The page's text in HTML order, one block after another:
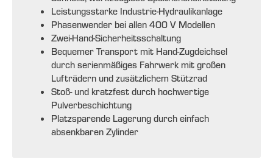
Leistungsstarke Industrie-Hydraulikanlage
Phasenwender bei allen 400 V Modellen
Zwei-Hand-Sicherheitsschaltung
Bequemer Transport mit Hand-Zugdeichsel
durch serienmäßiges Fahrwerk mit großen
Lufträdern und zusätzlichem Stützrad
Stoß- und kratzfest durch hochwertige
Pulverbeschichtung
Platzsparende Lagerung durch einfach
absenkbaren Zylinder